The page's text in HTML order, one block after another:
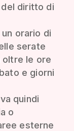
diritto di
orario di
serate
oltre le ore
e giorni
quindi
o
esterne